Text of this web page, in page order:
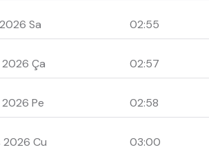
Sa 02:55
Ça 02:57
Pe 02:58
2026 Cu 03:00